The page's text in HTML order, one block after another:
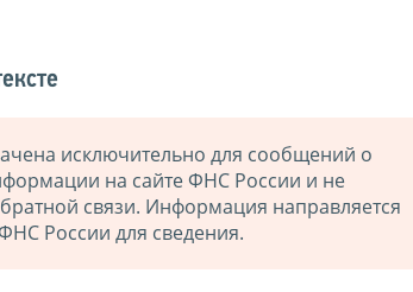
исключительно для сообщений о
на сайте ФНС России и не
связи. Информация направляется
России для сведения.